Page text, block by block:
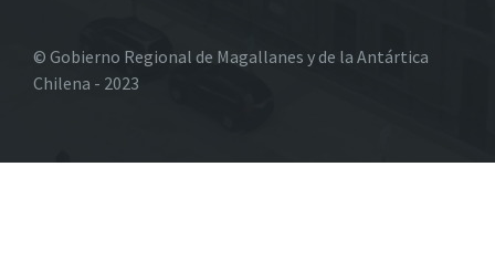
© Gobierno Regional de Magallanes y de la Antártica
Chilena - 2023